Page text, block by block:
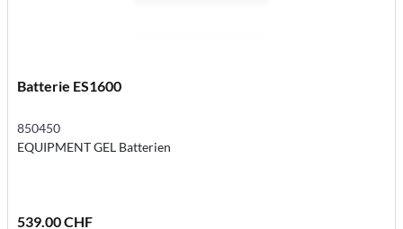
Batterie ES1600
850450
EQUIPMENT GEL Batterien
539.00 CHF